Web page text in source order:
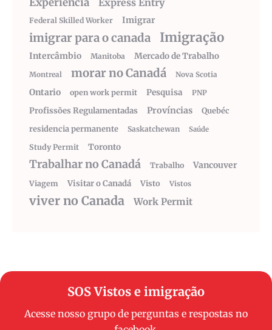
Express Entry
Federal Skilled Worker Imigrar
imigrar para o canada Imigração
Intercâmbio Manitoba Mercado de Trabalho
Montreal morar no Canadá Nova Scotia
Ontario open work permit Pesquisa PNP
Profissões Regulamentadas Províncias
Quebéc
residencia permanente
Saskatchewan Saúde
Study Permit Toronto
Trabalhar no Canadá Trabalho Vancouver
Viagem Visitar o Canadá Visto Vistos
viver no Canada Work Permit
SOS Vistos e imigração
Acesse nosso grupo de perguntas e respostas no